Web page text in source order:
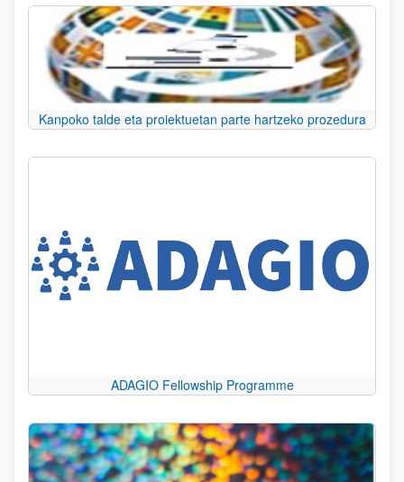
Kanpoko talde eta proiektuetan parte hartzeko prozedura
ADAGIO Fellowship Programme